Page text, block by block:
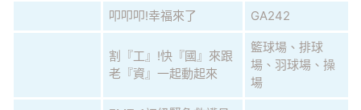
叩叩叩!幸福來了 GA242
割『工』!快『國』來跟
老『資』一起動起來
籃球場、排球
場、羽球場、操
場